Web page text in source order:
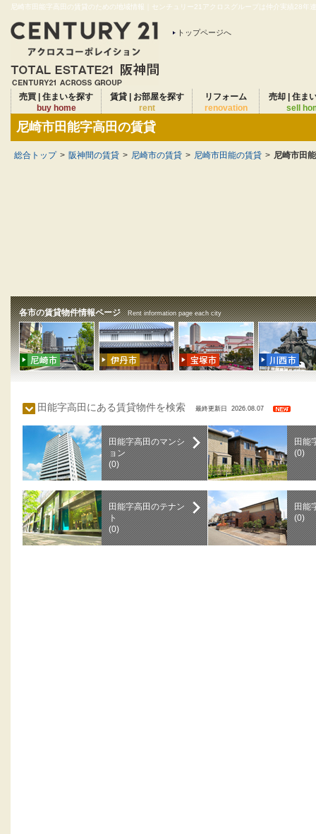
尼崎市田能字高田の賃貸のための地域情報｜センチュリー21アクロスグループは仲介実績28年
トップページへ
売買 | 住まいを探す
buy home
賃貸 | お部屋を探す
rent
リフォーム
renovation
売却 | 住ま
sell
尼崎市田能字高田の賃貸
総合トップ > 阪神間の賃貸 > 尼崎市の賃貸 > 尼崎市田能の賃貸 > 尼崎市田
各市の賃貸物件情報ページ Rent information page each city
田能字高田にある賃貸物件を検索 最終更新日 2026.08.07
田能字高田のマンシ
ョン
(0)
田能
(0)
田能字高田のテナン
ト
(0)
田能
(0)